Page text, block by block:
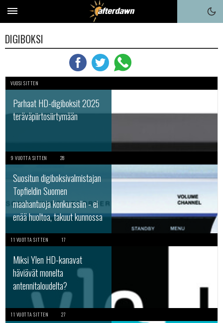
DIGIBOKSI
VUOSI SITTEN
Parhaat HD-digiboksit 2025
teräväpiirtosiirtymään
9 VUOTTA SITTEN 28
Suositun digiboksivalmistajan
Topfieldin Suomen
maahantuoja konkurssiin - ei
enää huoltoa, takuut kunnossa
11 VUOTTA SITTEN 17
Miksi Ylen HD-kanavat
häviävät monelta
antennitaloudelta?
11 VUOTTA SITTEN 27